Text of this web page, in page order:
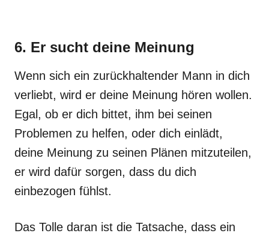
6. Er sucht deine Meinung
Wenn sich ein zurückhaltender Mann in dich
verliebt, wird er deine Meinung hören wollen.
Egal, ob er dich bittet, ihm bei seinen
Problemen zu helfen, oder dich einlädt,
deine Meinung zu seinen Plänen mitzuteilen,
er wird dafür sorgen, dass du dich
einbezogen fühlst.
Das Tolle daran ist die Tatsache, dass ein